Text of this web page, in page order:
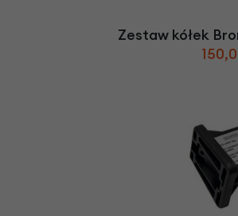
Zestaw kółek